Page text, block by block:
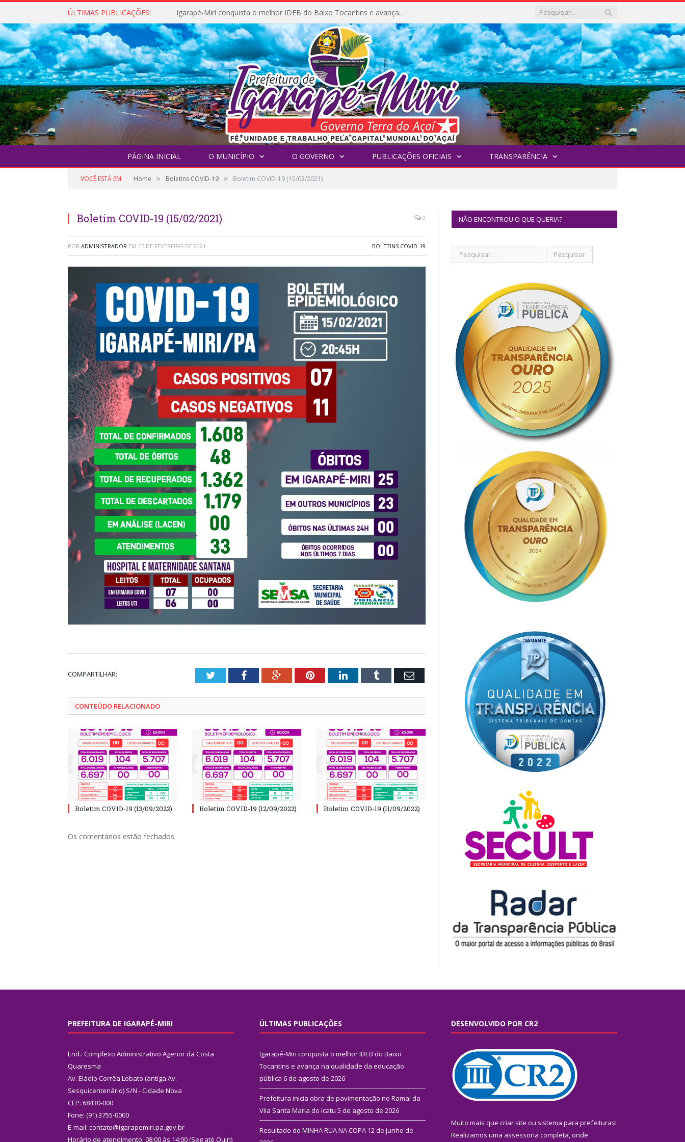
ÚLTIMAS PUBLICAÇÕES: Igarapé-Miri conquista o melhor IDEB do Baixo Tocantins e avança na qualidade da educação pública
PÁGINA INICIAL O MUNICÍPIO O GOVERNO PUBLICAÇÕES OFICIAIS TRANSPARÊNCIA
VOCÊ ESTÁ EM: Home » Boletins COVID-19 » Boletim COVID-19 (15/02/2021)
Boletim COVID-19 (15/02/2021) 0
POR ADMINISTRADOR EM 15 DE FEVEREIRO DE 2021 BOLETINS COVID-19
COMPARTILHAR: TwitterFacebookGoogle+PinterestLinkedInTumblr Email
CONTEÚDO RELACIONADO
Boletim COVID-19 (13/09/2022) Boletim COVID-19 (12/09/2022) Boletim COVID-19 (11/09/2022)
Os comentários estão fechados.
NÃO ENCONTROU O QUE QUERIA?
PREFEITURA DE IGARAPÉ-MIRI
End.: Complexo Administrativo Agenor da Costa
Quaresma
Av. Eládio Corrêa Lobato (antiga Av.
Sesquicentenário) S/N - Cidade Nova
CEP: 68430-000
Fone: (91) 3755-0000
E-mail: contato@igarapemiri.pa.gov.br
Horário de atendimento: 08:00 às 14:00 (Seg até Quin)
ÚLTIMAS PUBLICAÇÕES
Igarapé-Miri conquista o melhor IDEB do Baixo
Tocantins e avança na qualidade da educação
pública 6 de agosto de 2026
Prefeitura inicia obra de pavimentação no Ramal da
Vila Santa Maria do Icatu 5 de agosto de 2026
Resultado do MINHA RUA NA COPA 12 de junho de
DESENVOLVIDO POR CR2
Muito mais que criar site ou sistema para prefeituras!
Realizamos uma assessoria completa, onde